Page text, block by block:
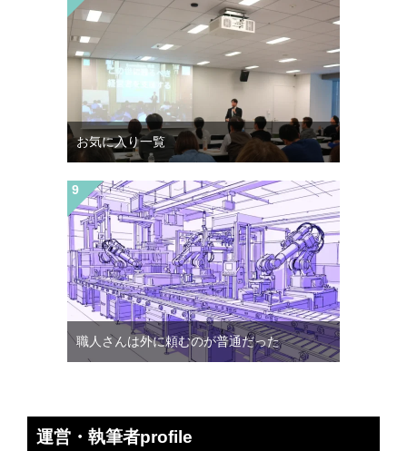
お気に入り一覧
職人さんは外に頼むのが普通だった
運営・執筆者profile